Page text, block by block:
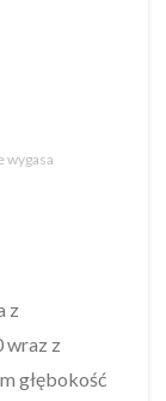
wygasa
z
wraz z
głębokość